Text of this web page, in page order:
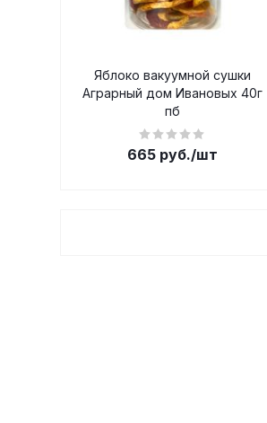
Яблоко вакуумной сушки
Аграрный дом Ивановых 40г
пб
665 руб./шт